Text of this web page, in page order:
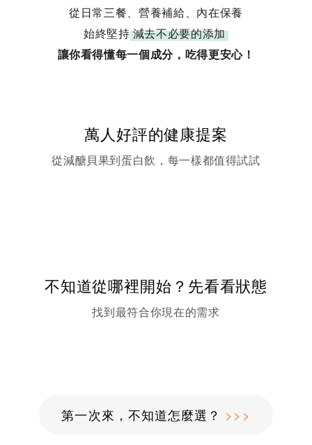
從日常三餐、營養補給、內在保養
始終堅持 減去不必要的添加
讓你看得懂每一個成分，吃得更安心！
萬人好評的健康提案
從減醣貝果到蛋白飲，每一樣都值得試試
不知道從哪裡開始？先看看狀態
找到最符合你現在的需求
第一次來，不知道怎麼選？ >>>